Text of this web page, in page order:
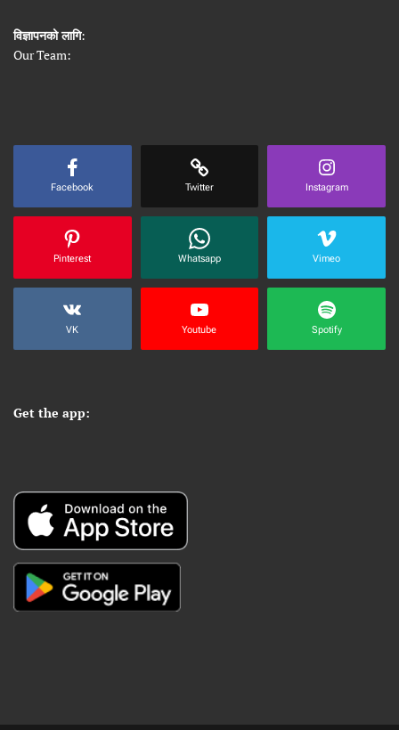
विज्ञापनको लागि:
Our Team:
Facebook Twitter Instagram
Pinterest Whatsapp Vimeo
VK Youtube Spotify
Get the app: